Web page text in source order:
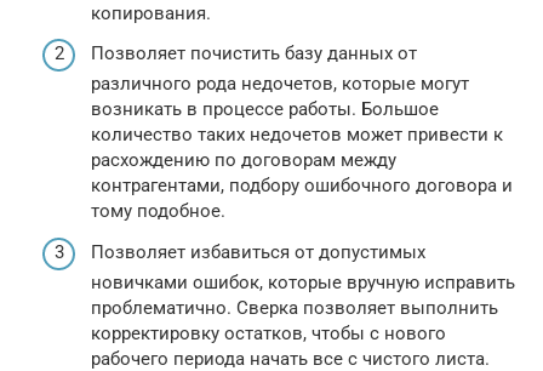
копирования.
Позволяет почистить базу данных от
различного рода недочетов, которые могут
возникать в процессе работы. Большое
количество таких недочетов может привести к
расхождению по договорам между
контрагентами, подбору ошибочного договора и
тому подобное.
Позволяет избавиться от допустимых
новичками ошибок, которые вручную исправить
проблематично. Сверка позволяет выполнить
корректировку остатков, чтобы с нового
рабочего периода начать все с чистого листа.